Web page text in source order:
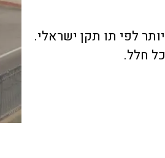
לפי תו תקן ישראלי.
חלל.